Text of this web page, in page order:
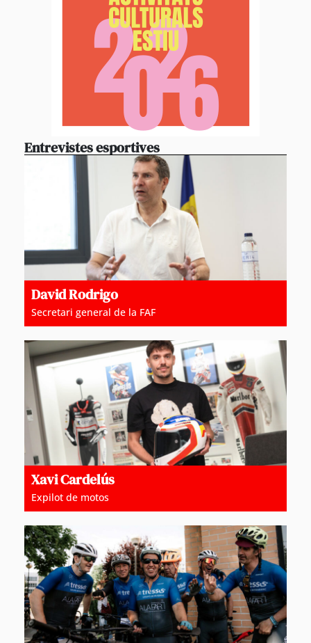
Entrevistes esportives
David Rodrigo
Secretari general de la FAF
Xavi Cardelús
Expilot de motos